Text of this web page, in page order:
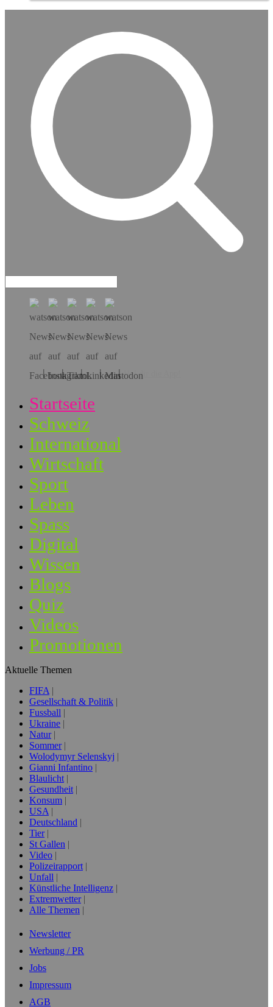
Hol dir die App!
Startseite
Schweiz
International
Wirtschaft
Sport
Leben
Spass
Digital
Wissen
Blogs
Quiz
Videos
Promotionen
Aktuelle Themen
FIFA
Gesellschaft & Politik
Fussball
Ukraine
Natur
Sommer
Wolodymyr Selenskyj
Gianni Infantino
Blaulicht
Gesundheit
Konsum
USA
Deutschland
Tier
St Gallen
Video
Polizeirapport
Unfall
Künstliche Intelligenz
Extremwetter
Alle Themen
Newsletter
Werbung / PR
Jobs
Impressum
AGB